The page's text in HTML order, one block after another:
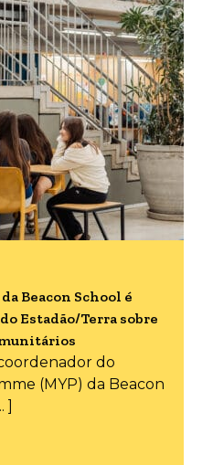
Beacon School é
Estadão/Terra sobre
do
(MYP) da Beacon
]